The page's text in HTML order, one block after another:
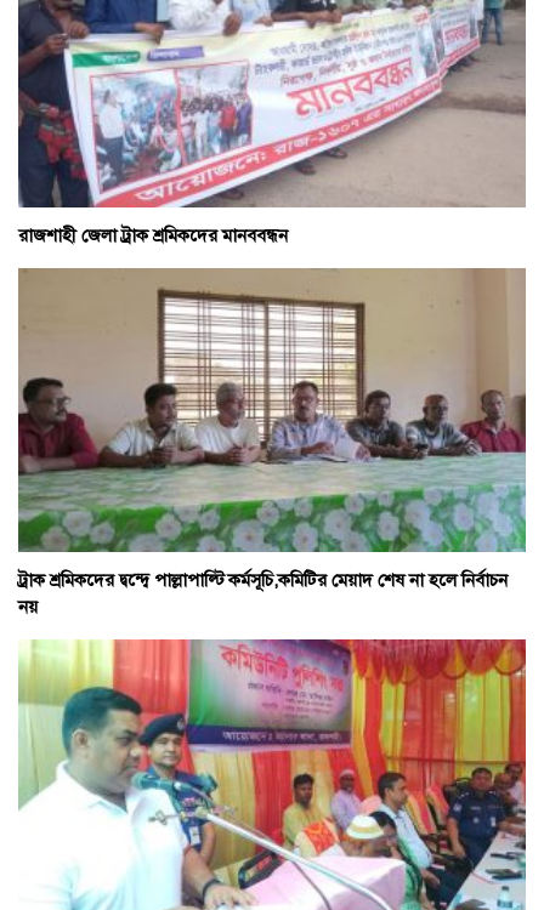
রাজশাহী জেলা ট্রাক শ্রমিকদের মানববন্ধন
ট্রাক শ্রমিকদের দ্বন্দ্বে পাল্লাপাল্টি কর্মসূচি,কমিটির মেয়াদ শেষ না হলে নির্বাচন
নয়